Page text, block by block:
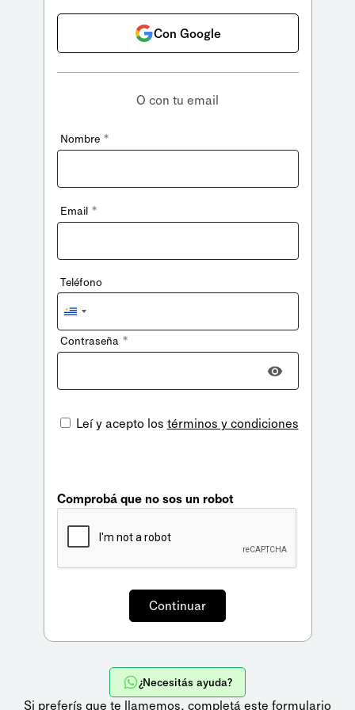
Con Google
O con tu email
Nombre *
Email *
Teléfono
Uruguay
+598
Contraseña *
Leí y acepto los términos y condiciones
Comprobá que no sos un robot
¿Necesitás ayuda?
Si preferís que te llamemos, completá este formulario